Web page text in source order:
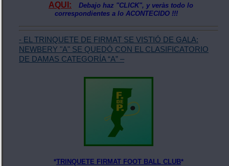
AQUI:
Debajo haz "CLICK", y veràs todo lo
correspondientes a lo ACONTECIDO !!!
- EL TRINQUETE DE FIRMAT SE VISTIÓ DE GALA:
NEWBERY "A" SE QUEDÓ CON EL CLASIFICATORIO
DE DAMAS CATEGORÍA “A” –
*TRINQUETE FIRMAT FOOT BALL CLUB*